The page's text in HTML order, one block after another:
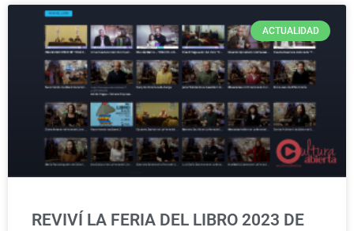
ACTUALIDAD
REVIVÍ LA FERIA DEL LIBRO 2023 DE